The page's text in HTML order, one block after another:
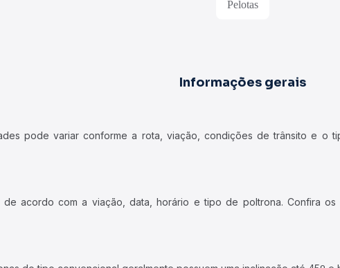
Pelotas
Informações gerais
pode variar conforme a rota, viação, condições de trânsito e o
de acordo com a viação, data, horário e tipo de poltrona. Confira